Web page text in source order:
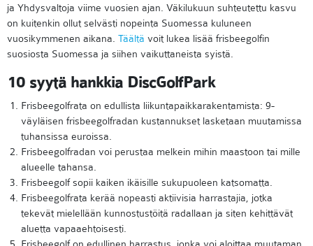
ja Yhdysvaltoja viime vuosien ajan. Väkilukuun suhteutettu kasvu
on kuitenkin ollut selvästi nopeinta Suomessa kuluneen
vuosikymmenen aikana. Täältä voit lukea lisää frisbeegolfin
suosiosta Suomessa ja siihen vaikuttaneista syistä.
10 syytä hankkia DiscGolfPark
Frisbeegolfrata on edullista liikuntapaikkarakentamista: 9-
väyläisen frisbeegolfradan kustannukset lasketaan muutamissa
tuhansissa euroissa.
Frisbeegolfradan voi perustaa melkein mihin maastoon tai mille
alueelle tahansa.
Frisbeegolf sopii kaiken ikäisille sukupuoleen katsomatta.
Frisbeegolfrata kerää nopeasti aktiivisia harrastajia, jotka
tekevät mielellään kunnostustöitä radallaan ja siten kehittävät
aluetta vapaaehtoisesti.